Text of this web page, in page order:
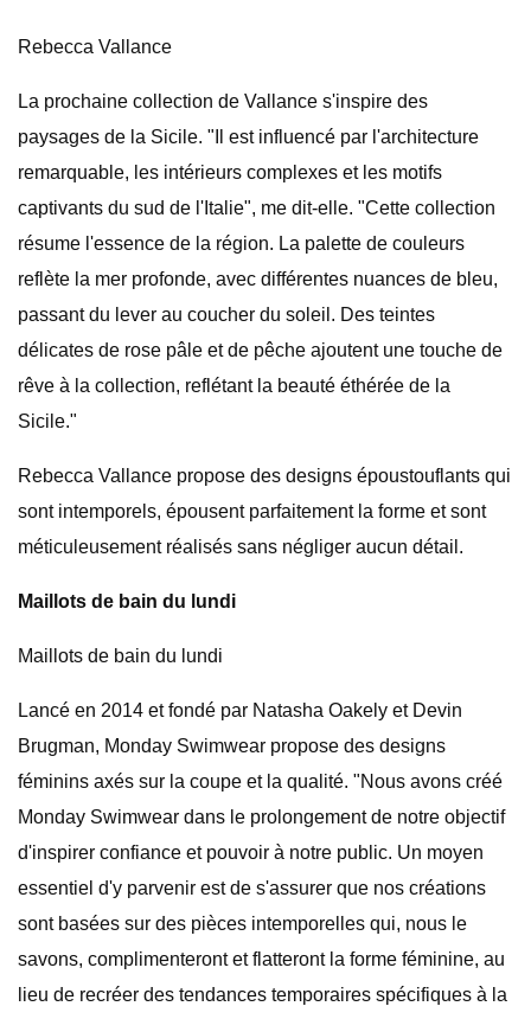
Rebecca Vallance
La prochaine collection de Vallance s'inspire des
paysages de la Sicile. "Il est influencé par l'architecture
remarquable, les intérieurs complexes et les motifs
captivants du sud de l'Italie", me dit-elle. "Cette collection
résume l'essence de la région. La palette de couleurs
reflète la mer profonde, avec différentes nuances de bleu,
passant du lever au coucher du soleil. Des teintes
délicates de rose pâle et de pêche ajoutent une touche de
rêve à la collection, reflétant la beauté éthérée de la
Sicile."
Rebecca Vallance propose des designs époustouflants qui
sont intemporels, épousent parfaitement la forme et sont
méticuleusement réalisés sans négliger aucun détail.
Maillots de bain du lundi
Maillots de bain du lundi
Lancé en 2014 et fondé par Natasha Oakely et Devin
Brugman, Monday Swimwear propose des designs
féminins axés sur la coupe et la qualité. "Nous avons créé
Monday Swimwear dans le prolongement de notre objectif
d'inspirer confiance et pouvoir à notre public. Un moyen
essentiel d'y parvenir est de s'assurer que nos créations
sont basées sur des pièces intemporelles qui, nous le
savons, complimenteront et flatteront la forme féminine, au
lieu de recréer des tendances temporaires spécifiques à la